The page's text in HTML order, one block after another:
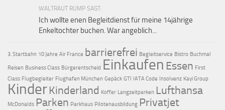
WALTRAUT RUMP SAGT:
Ich wollte enen Begleitdienst für meine 14jährige
Enkeltochter buchen. War angeblich...
3. Startbahn 10 Jahre Air France barrierefrei Begleitservice Bistro Buchmal
Reisen Business Class Bürgerentscheid Einkaufen Essen First
Class Flugbegleiter Flughafen München Gepäck GTI IATA Code Insolvenz Kayi Group
KinderKinderland Koffer Langzeitparken Lufthansa
McDonalds Parken Parkhaus Pilotenausbildung Privatjet